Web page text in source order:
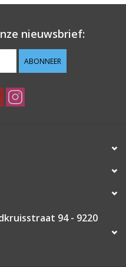
nieuwsbrief:
ABONNEER
94 - 9220